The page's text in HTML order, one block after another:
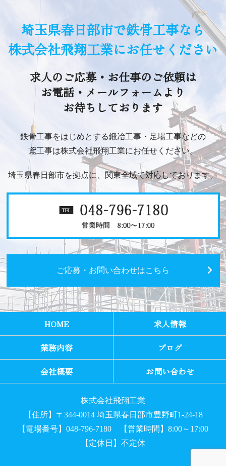
埼玉県春日部市で鉄骨工事なら
株式会社飛翔工業にお任せください
求人のご応募・お仕事のご依頼は
お電話・メールフォームより
お待ちしております
鉄骨工事をはじめとする鍛冶工事・足場工事などの
鳶工事は株式会社飛翔工業にお任せください。
埼玉県春日部市を拠点に、関東全域で対応しております。
ご応募・お問い合わせはこちら
HOME
求人情報
業務内容
ブログ
会社概要
お問い合わせ
株式会社飛翔工業
【住所】〒344-0014 埼玉県春日部市豊野町1-24-18
【電場番号】048-796-7180 【営業時間】8:00～17:00
【定休日】不定休